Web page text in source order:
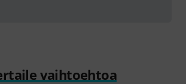
vaihtoehtoa